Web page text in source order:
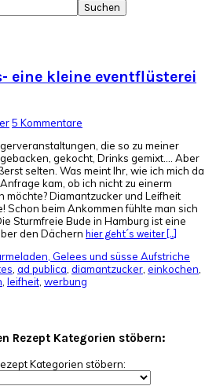
eine kleine eventflüsterei
5 Kommentare
die so zu meiner
gekocht, Drinks gemixt.... Aber
selten. Was meint Ihr, wie ich mich da
kam, ob ich nicht zu einerm
möchte? Diamantzucker und Leifheit
Schon beim Ankommen fühlte man sich
Sturmfreie Bude in Hamburg ist eine
den Dächern hier geht´s weiter [...]
Gelees und süsse Aufstriche
ad publica diamantzucker einkochen
leifheit werbung
Rezept Kategorien stöbern:
Kategorien stöbern: